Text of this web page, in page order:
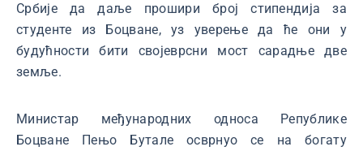
Србије да даље прошири број стипендија за
студенте из Боцване, уз уверење да ће они у
будућности бити својеврсни мост сарадње две
земље.
Mинистaр међународних односа Републике
Боцване Пењо Бутале осврнуо се на богату